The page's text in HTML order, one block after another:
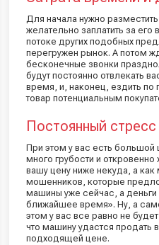
Для начала нужно
желательно заплатить за
потоке других подобных
перегружен рынок. А потом
бесконечные звонки
будут постоянно отвлекать
время, и, наконец, ездить по
товар потенциальным
Постоянный стресс
При этом у вас есть
много грубости и
вашу цену ниже некуда, а
мошенников, которые
машины уже сейчас, а деньги
ближайшее время». Ну, а
этом у вас все равно не
что машину удастся продать
подходящей цене.